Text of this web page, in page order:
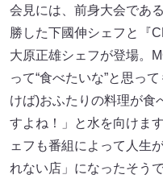
会見には、前身大会であ
勝した下國伸シェフと『
大原正雄シェフが登場。
って“食べたいな”と思っ
けば)おふたりの料理が食
すよね！」と水を向けま
ェフも番組によって人生
れない店」になったそうで